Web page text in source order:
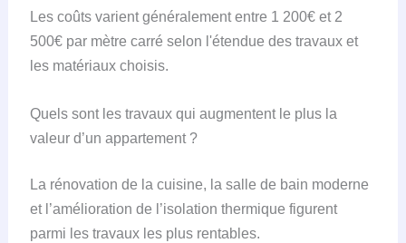
Les coûts varient généralement entre 1 200€ et 2
500€ par mètre carré selon l'étendue des travaux et
les matériaux choisis.
Quels sont les travaux qui augmentent le plus la
valeur d’un appartement ?
La rénovation de la cuisine, la salle de bain moderne
et l’amélioration de l’isolation thermique figurent
parmi les travaux les plus rentables.